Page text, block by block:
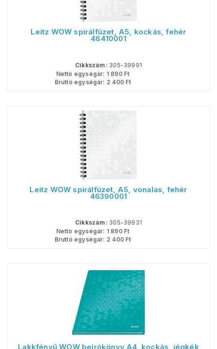
Leitz WOW spirálfüzet, A5, kockás, fehér
46410001
Cikkszám: 305-39991
Nettó egységár: 1 890Ft
Bruttó egységár: 2 400Ft
Leitz WOW spirálfüzet, A5, vonalas, fehér
46390001
Cikkszám: 305-39931
Nettó egységár: 1 890Ft
Bruttó egységár: 2 400Ft
Lakkfényű WOW beírókönyv A4, kockás, jégkék